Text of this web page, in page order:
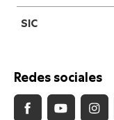
SIC
Redes sociales